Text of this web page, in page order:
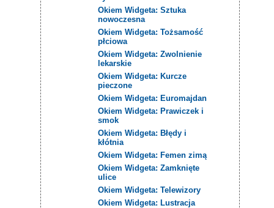
Okiem Widgeta: Sztuka
nowoczesna
Okiem Widgeta: Tożsamość
płciowa
Okiem Widgeta: Zwolnienie
lekarskie
Okiem Widgeta: Kurcze
pieczone
Okiem Widgeta: Euromajdan
Okiem Widgeta: Prawiczek i
smok
Okiem Widgeta: Błędy i
kłótnia
Okiem Widgeta: Femen zimą
Okiem Widgeta: Zamknięte
ulice
Okiem Widgeta: Telewizory
Okiem Widgeta: Lustracja